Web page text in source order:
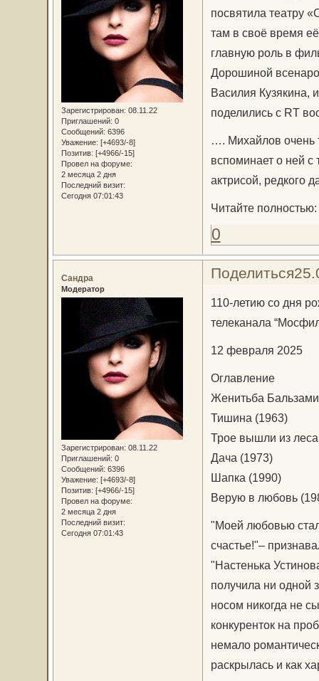
Зарегистрирован: 08.11.22
Приглашений: 0
Сообщений: 6396
Уважение: [+4693/-8]
Позитив: [+4966/-15]
Провел на форуме:
2 месяца 2 дня
Последний визит:
Сегодня 07:01:43
посвятила театру
там в своё время
главную роль в
Дорошиной
Василия Кузякина,
поделились с RT
…. Михайлов очень
вспоминает о ней
актрисой, редкого
Читайте полностью:
0
Поделиться
Сандра
Модератор
Зарегистрирован: 08.11.22
Приглашений: 0
Сообщений: 6396
Уважение: [+4693/-8]
Позитив: [+4966/-15]
Провел на форуме:
2 месяца 2 дня
Последний визит:
Сегодня 07:01:43
110-летию со дня
телеканала
12 февраля 2025
Оглавление
Женитьба
Тишина (1963)
Трое вышли из
Дача (1973)
Шапка (1990)
Верую в любовь
"Моей любовью
счастье!"–
"Настенька
получила ни одной
носом никогда не
конкуренток на
немало
раскрылась и как